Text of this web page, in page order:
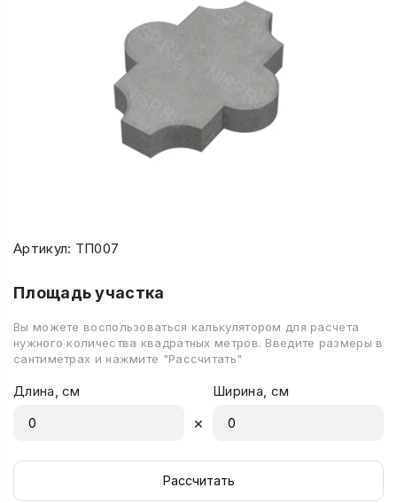
Артикул: ТП007
Площадь участка
Вы можете воспользоваться калькулятором для расчета
нужного количества квадратных метров. Введите размеры в
сантиметрах и нажмите "Рассчитать"
Длина, см
×
Ширина, см
Рассчитать